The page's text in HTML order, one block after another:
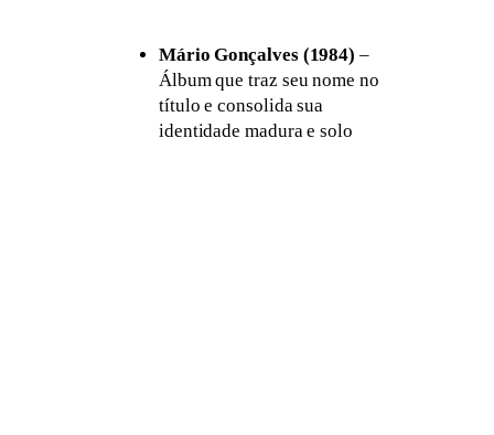
Mário Gonçalves (1984) –
Álbum que traz seu nome no
título e consolida sua
identidade madura e solo